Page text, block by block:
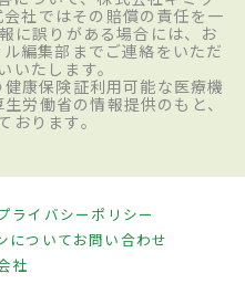
社ではその賠償の責任を一
に誤りがある場合には、お
編集部までご連絡をいただ
いたします。
康保険証利用可能な医療機
労働省の情報提供のもと、
おります。
ライバシーポリシー
についてお問い合わせ
社